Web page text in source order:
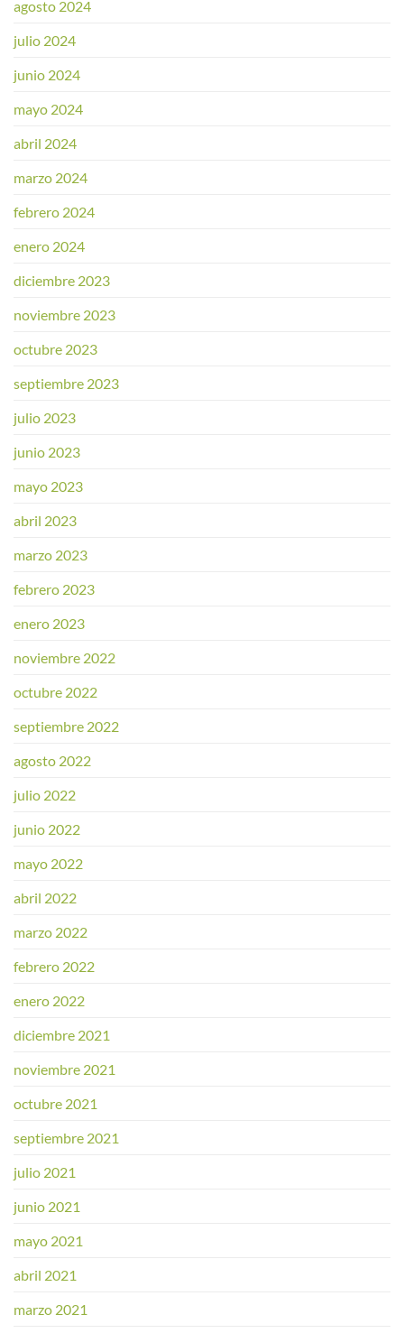
agosto 2024
julio 2024
junio 2024
mayo 2024
abril 2024
marzo 2024
febrero 2024
enero 2024
diciembre 2023
noviembre 2023
octubre 2023
septiembre 2023
julio 2023
junio 2023
mayo 2023
abril 2023
marzo 2023
febrero 2023
enero 2023
noviembre 2022
octubre 2022
septiembre 2022
agosto 2022
julio 2022
junio 2022
mayo 2022
abril 2022
marzo 2022
febrero 2022
enero 2022
diciembre 2021
noviembre 2021
octubre 2021
septiembre 2021
julio 2021
junio 2021
mayo 2021
abril 2021
marzo 2021